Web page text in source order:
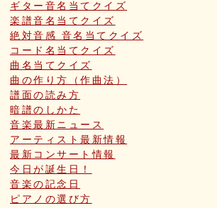
ギター音名当てクイズ
楽譜音名当てクイズ
絶対音感 音名当てクイズ
コード名当てクイズ
曲名当てクイズ
曲の作り方（作曲法）
譜面の読み方
暗譜のしかた
音楽最新ニュース
アーティスト最新情報
最新コンサート情報
今日が誕生日！
音楽の記念日
ピアノの選び方